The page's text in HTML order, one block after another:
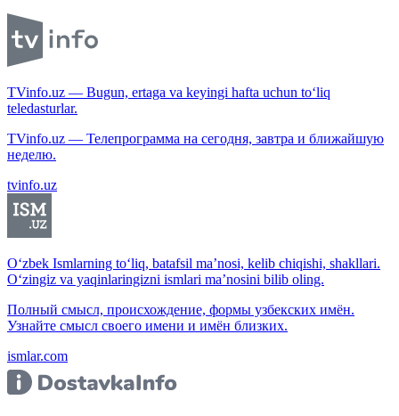
TVinfo.uz — Bugun, ertaga va keyingi hafta uchun to‘liq
teledasturlar.
TVinfo.uz — Телепрограмма на сегодня, завтра и ближайшую
неделю.
tvinfo.uz
O‘zbek Ismlarning to‘liq, batafsil ma’nosi, kelib chiqishi, shakllari.
O‘zingiz va yaqinlaringizni ismlari ma’nosini bilib oling.
Полный смысл, происхождение, формы узбекских имён.
Узнайте смысл своего имени и имён близких.
ismlar.com